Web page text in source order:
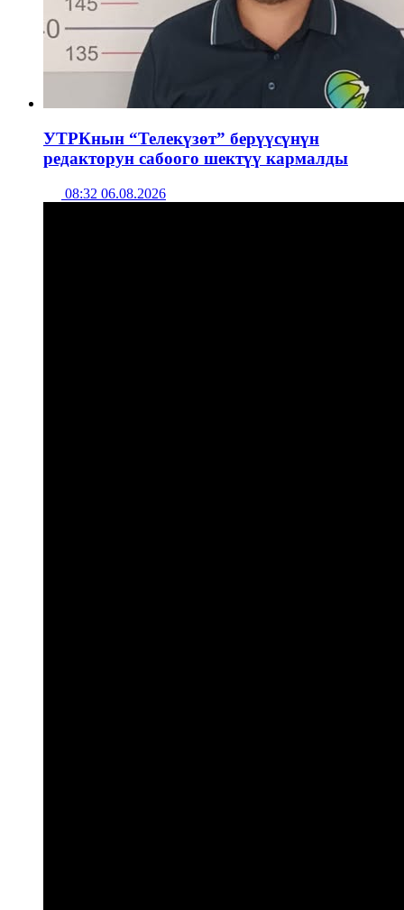
УТРКнын “Телекүзөт” берүүсүнүн
редакторун сабоого шектүү кармалды
08:32 06.08.2026